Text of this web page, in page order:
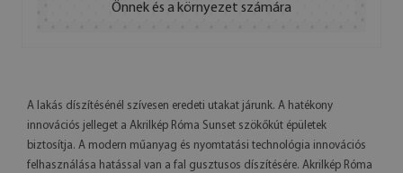
Önnek és a környezet számára
A lakás díszítésénél szívesen eredeti utakat járunk. A hatékony
innovációs jelleget a Akrilkép Róma Sunset szökőkút épületek
biztosítja. A modern műanyag és nyomtatási technológia innovációs
felhasználása hatással van a fal gusztusos díszítésére. Akrilkép Róma